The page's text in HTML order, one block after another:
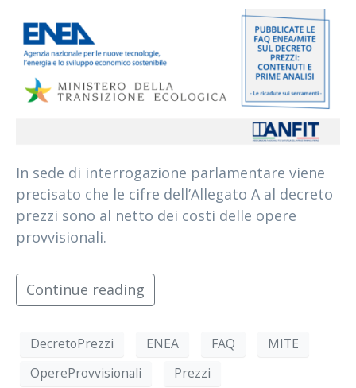
In sede di interrogazione parlamentare viene
precisato che le cifre dell’Allegato A al decreto
prezzi sono al netto dei costi delle opere
provvisionali.
Continue reading
DecretoPrezzi ENEA FAQ
MITE
OpereProvvisionali
Prezzi